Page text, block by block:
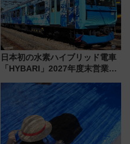
日本初の水素ハイブリッド電車
「HYBARI」2027年度末営業運
で水素利活用が加速